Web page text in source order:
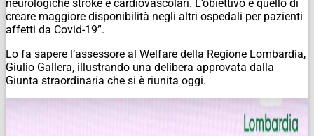
neurologiche stroke e cardiovascolari. L’obiettivo è quello di
creare maggiore disponibilità negli altri ospedali per pazienti
affetti da Covid-19”.
Lo fa sapere l’assessore al Welfare della Regione Lombardia,
Giulio Gallera, illustrando una delibera approvata dalla
Giunta straordinaria che si è riunita oggi.